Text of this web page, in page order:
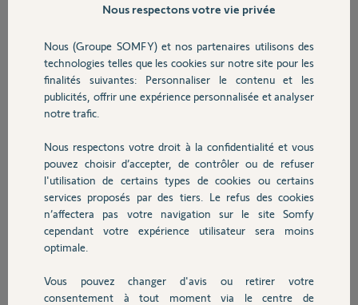
Sécurité
Domotique
Chauffage
Autres produits
Devis avec un pro
est déjà activé.
1213 1435 4955
christophe L.
Participer au fil de discussion
Réponses
Était-ce un produit d'occaz?
Si oui il faudra attendre qu'un yellow's vous la débloque.
Nous respectons votre vie privée
Nous (Groupe SOMFY) et nos partenaires utilisons des
technologies telles que les cookies sur notre site pour les
finalités suivantes: Personnaliser le contenu et les
publicités, offrir une expérience personnalisée et analyser
notre trafic.
Nous respectons votre droit à la confidentialité et vous
pouvez choisir d’accepter, de contrôler ou de refuser
l'utilisation de certains types de cookies ou certains
services proposés par des tiers. Le refus des cookies
n’affectera pas votre navigation sur le site Somfy
cependant votre expérience utilisateur sera moins
optimale.
Vous pouvez changer d'avis ou retirer votre
consentement à tout moment via le centre de